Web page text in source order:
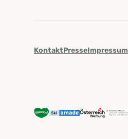
KontaktPresseImpressum